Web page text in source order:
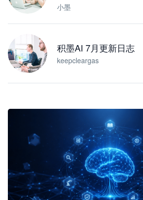
小墨
积墨AI 7月更新日志
keepcleargas